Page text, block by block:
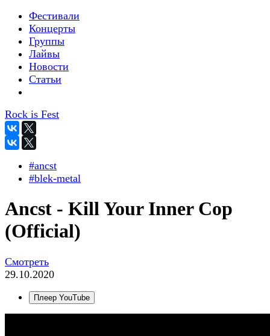
Фестивали
Концерты
Группы
Лайвы
Новости
Статьи
Rock is Fest
#ancst
#blek-metal
Ancst - Kill Your Inner Cop
(Official)
Смотреть
29.10.2020
Плеер YouTube